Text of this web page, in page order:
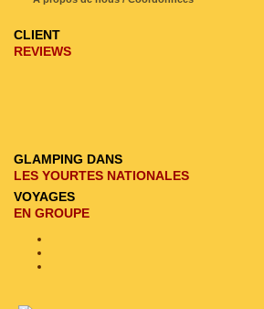
CLIENT
REVIEWS
GLAMPING DANS
LES YOURTES NATIONALES
VOYAGES
EN GROUPE